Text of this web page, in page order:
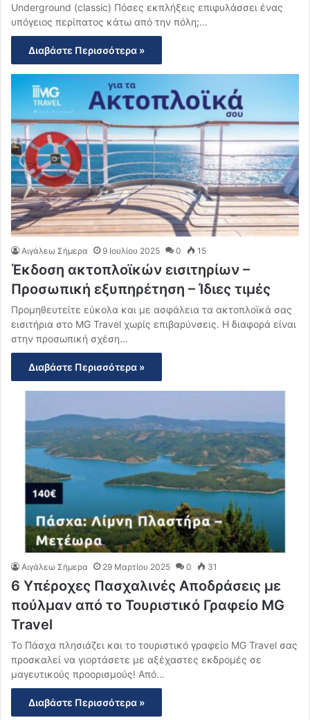
Underground (classic) Πόσες εκπλήξεις επιφυλάσσει ένας
υπόγειος περίπατος κάτω από την πόλη;…
Διαβάστε Περισσότερα »
Αιγάλεω Σήμερα 9 Ιουλίου 2025 0 15
Έκδοση ακτοπλοϊκών εισιτηρίων –
Προσωπική εξυπηρέτηση – Ίδιες τιμές
Προμηθευτείτε εύκολα και με ασφάλεια τα ακτοπλοϊκά σας
εισιτήρια στo ΜG Travel χωρίς επιβαρύνσεις. Η διαφορά είναι
στην προσωπική σχέση…
Διαβάστε Περισσότερα »
Αιγάλεω Σήμερα 29 Μαρτίου 2025 0 31
6 Υπέροχες Πασχαλινές Αποδράσεις με
πούλμαν από το Τουριστικό Γραφείο MG
Travel
Το Πάσχα πλησιάζει και το τουριστικό γραφείο MG Travel σας
προσκαλεί να γιορτάσετε με αξέχαστες εκδρομές σε
μαγευτικούς προορισμούς! Από…
Διαβάστε Περισσότερα »